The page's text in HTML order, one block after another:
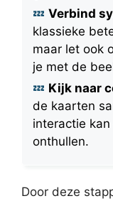
Verbind
klassieke
maar let ook
je met de
Kijk naar
de kaarten
interactie
onthullen.
Door deze